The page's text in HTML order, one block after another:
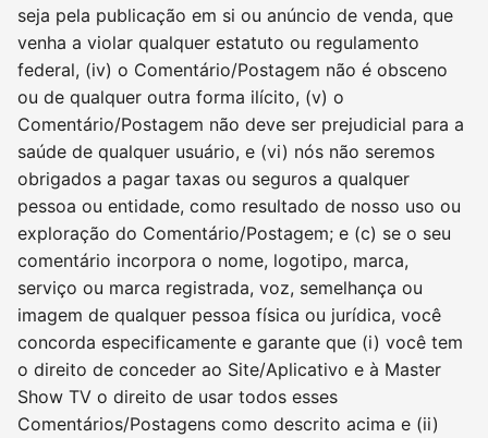
seja pela publicação em si ou anúncio de venda, que
venha a violar qualquer estatuto ou regulamento
federal, (iv) o Comentário/Postagem não é obsceno
ou de qualquer outra forma ilícito, (v) o
Comentário/Postagem não deve ser prejudicial para a
saúde de qualquer usuário, e (vi) nós não seremos
obrigados a pagar taxas ou seguros a qualquer
pessoa ou entidade, como resultado de nosso uso ou
exploração do Comentário/Postagem; e (c) se o seu
comentário incorpora o nome, logotipo, marca,
serviço ou marca registrada, voz, semelhança ou
imagem de qualquer pessoa física ou jurídica, você
concorda especificamente e garante que (i) você tem
o direito de conceder ao Site/Aplicativo e à Master
Show TV o direito de usar todos esses
Comentários/Postagens como descrito acima e (ii)